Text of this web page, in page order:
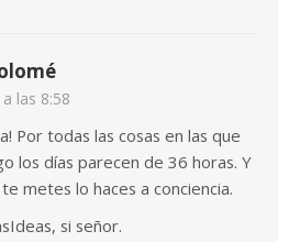
las 8:58
Por todas las cosas en las que
los días parecen de 36 horas. Y
metes lo haces a conciencia.
si señor.